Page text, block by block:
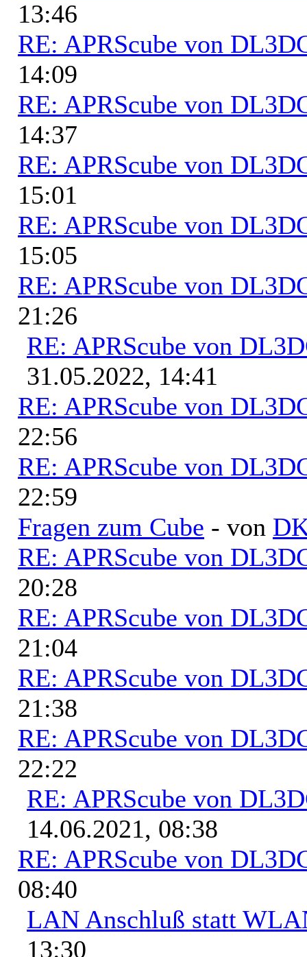
13:46
RE: APRScube von
14:09
RE: APRScube von
14:37
RE: APRScube von
15:01
RE: APRScube von
15:05
RE: APRScube von
21:26
RE: APRScube von
31.05.2022, 14:41
RE: APRScube von
22:56
RE: APRScube von
22:59
Fragen zum Cube - von
RE: APRScube von
20:28
RE: APRScube von
21:04
RE: APRScube von
21:38
RE: APRScube von
22:22
RE: APRScube von
14.06.2021, 08:38
RE: APRScube von
08:40
LAN Anschluß statt
13:30